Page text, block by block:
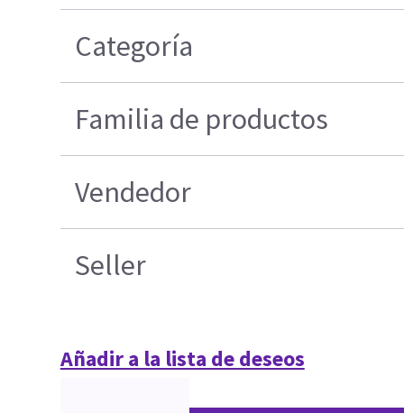
Categoría
Familia de productos
Vendedor
Seller
Añadir a la lista de deseos